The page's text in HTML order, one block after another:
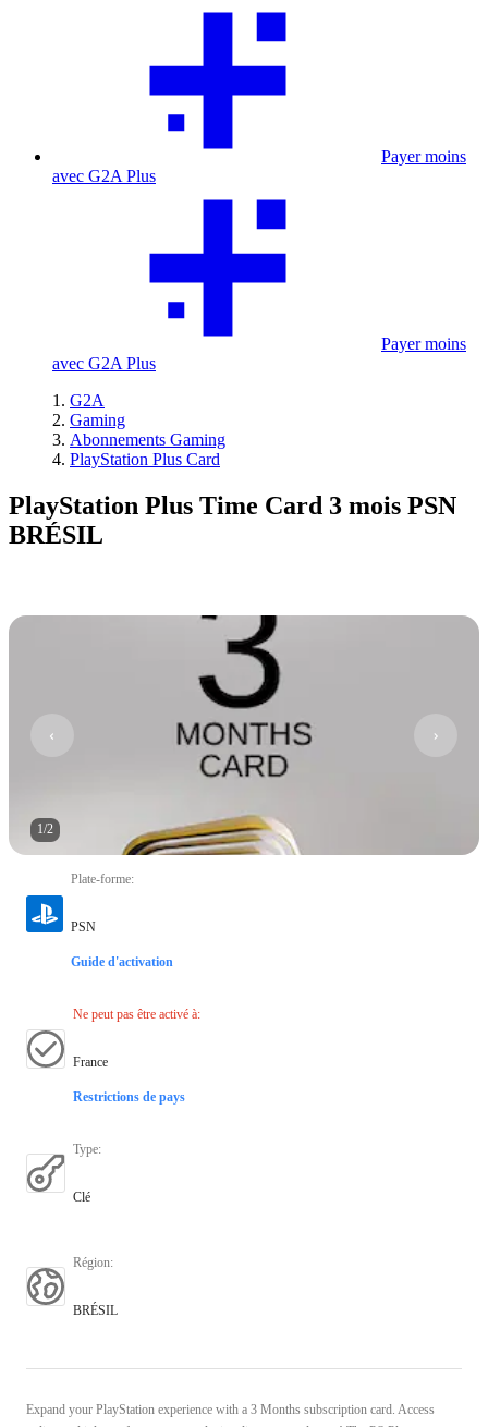
Payer moins
avec G2A Plus
Payer moins
avec G2A Plus
G2A
Gaming
Abonnements Gaming
PlayStation Plus Card
PlayStation Plus Time Card 3 mois PSN
BRÉSIL
1/2
Plate-forme:
PSN
Guide d'activation
Ne peut pas être activé à:
France
Restrictions de pays
Type:
Clé
Région:
BRÉSIL
Expand your PlayStation experience with a 3 Months subscription card. Access